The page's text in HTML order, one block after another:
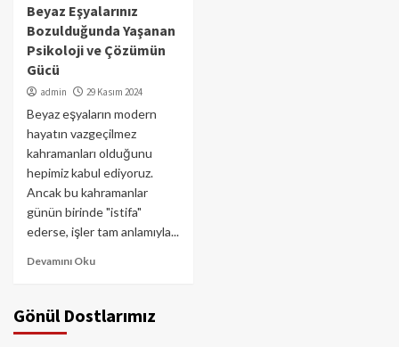
Beyaz Eşyalarınız
Bozulduğunda Yaşanan
Psikoloji ve Çözümün
Gücü
admin 29 Kasım 2024
Beyaz eşyaların modern
hayatın vazgeçilmez
kahramanları olduğunu
hepimiz kabul ediyoruz.
Ancak bu kahramanlar
günün birinde "istifa"
ederse, işler tam anlamıyla...
Devamını Oku
Gönül Dostlarımız